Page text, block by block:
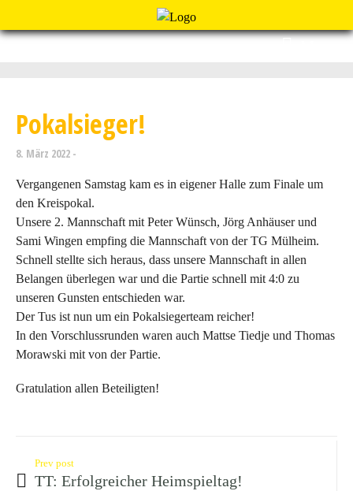
Pokalsieger!
8. März 2022
Vergangenen Samstag kam es in eigener Halle zum Finale um
den Kreispokal.
Unsere 2. Mannschaft mit Peter Wünsch, Jörg Anhäuser und
Sami Wingen empfing die Mannschaft von der TG Mülheim.
Schnell stellte sich heraus, dass unsere Mannschaft in allen
Belangen überlegen war und die Partie schnell mit 4:0 zu
unseren Gunsten entschieden war.
Der Tus ist nun um ein Pokalsiegerteam reicher!
In den Vorschlussrunden waren auch Mattse Tiedje und Thomas
Morawski mit von der Partie.
Gratulation allen Beteiligten!
Prev post
TT: Erfolgreicher Heimspieltag!